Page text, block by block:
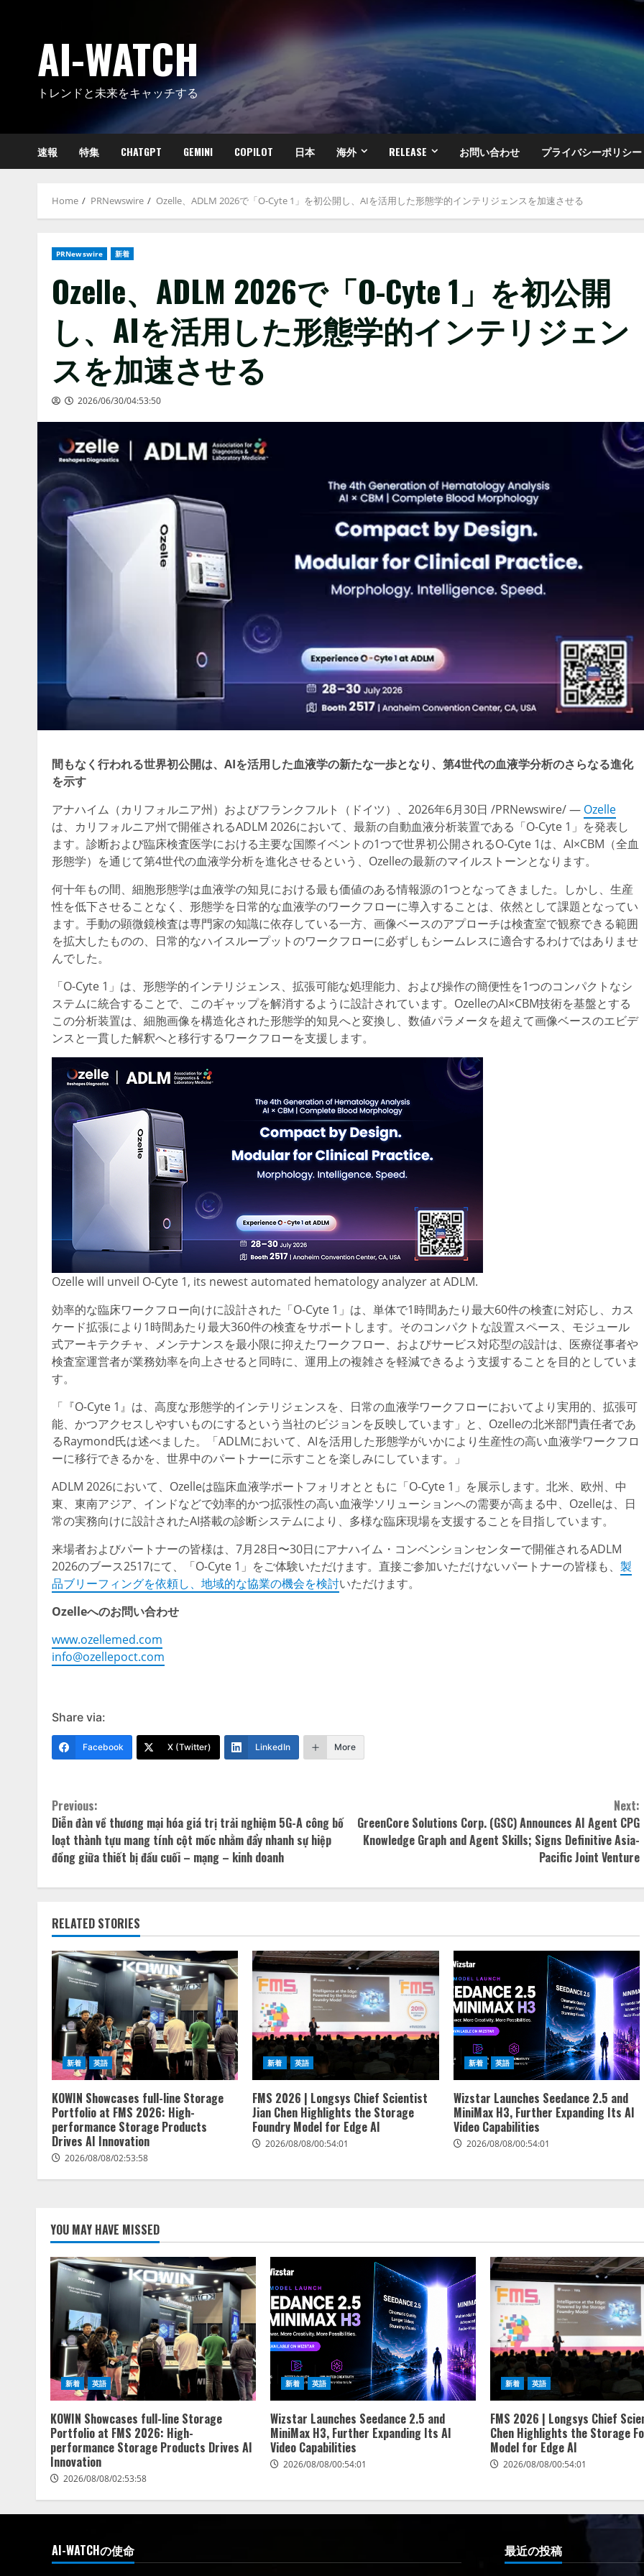
AI-WATCH
トレンドと未来をキャッチする
速報 特集 CHATGPT GEMINI COPILOT 日本 海外 RELEASE お問い合わせ プライバシーポリシー
Home PRNewswire Ozelle、ADLM 2026で「O-Cyte 1」を初公開し、AIを活用した形態学的インテリジェンスを加速させる
PRNewswire 新着
Ozelle、ADLM 2026で「O-Cyte 1」を初公開
し、AIを活用した形態学的インテリジェン
スを加速させる
2026/06/30/04:53:50
間もなく行われる世界初公開は、AIを活用した血液学の新たな一歩となり、第4世代の血液学分析のさらなる進化
を示す
アナハイム（カリフォルニア州）およびフランクフルト（ドイツ）、2026年6月30日 /PRNewswire/ — Ozelle
は、カリフォルニア州で開催されるADLM 2026において、最新の自動血液分析装置である「O-Cyte 1」を発表し
ます。診断および臨床検査医学における主要な国際イベントの1つで世界初公開されるO-Cyte 1は、AI×CBM（全血
形態学）を通じて第4世代の血液学分析を進化させるという、Ozelleの最新のマイルストーンとなります。
何十年もの間、細胞形態学は血液学の知見における最も価値のある情報源の1つとなってきました。しかし、生産
性を低下させることなく、形態学を日常的な血液学のワークフローに導入することは、依然として課題となってい
ます。手動の顕微鏡検査は専門家の知識に依存している一方、画像ベースのアプローチは検査室で観察できる範囲
を拡大したものの、日常的なハイスループットのワークフローに必ずしもシームレスに適合するわけではありませ
んでした。
「O-Cyte 1」は、形態学的インテリジェンス、拡張可能な処理能力、および操作の簡便性を1つのコンパクトなシ
ステムに統合することで、このギャップを解消するように設計されています。OzelleのAI×CBM技術を基盤とする
この分析装置は、細胞画像を構造化された形態学的知見へと変換し、数値パラメータを超えて画像ベースのエビデ
ンスと一貫した解釈へと移行するワークフローを支援します。
Ozelle will unveil O-Cyte 1, its newest automated hematology analyzer at ADLM.
効率的な臨床ワークフロー向けに設計された「O-Cyte 1」は、単体で1時間あたり最大60件の検査に対応し、カス
ケード拡張により1時間あたり最大360件の検査をサポートします。そのコンパクトな設置スペース、モジュール
式アーキテクチャ、メンテナンスを最小限に抑えたワークフロー、およびサービス対応型の設計は、医療従事者や
検査室運営者が業務効率を向上させると同時に、運用上の複雑さを軽減できるよう支援することを目的としていま
す。
「『O-Cyte 1』は、高度な形態学的インテリジェンスを、日常の血液学ワークフローにおいてより実用的、拡張可
能、かつアクセスしやすいものにするという当社のビジョンを反映しています」と、Ozelleの北米部門責任者であ
るRaymond氏は述べました。「ADLMにおいて、AIを活用した形態学がいかにより生産性の高い血液学ワークフロ
ーに移行できるかを、世界中のパートナーに示すことを楽しみにしています。」
ADLM 2026において、Ozelleは臨床血液学ポートフォリオとともに「O-Cyte 1」を展示します。北米、欧州、中
東、東南アジア、インドなどで効率的かつ拡張性の高い血液学ソリューションへの需要が高まる中、Ozelleは、日
常の実務向けに設計されたAI搭載の診断システムにより、多様な臨床現場を支援することを目指しています。
来場者およびパートナーの皆様は、7月28日〜30日にアナハイム・コンベンションセンターで開催されるADLM
2026のブース2517にて、「O-Cyte 1」をご体験いただけます。直接ご参加いただけないパートナーの皆様も、 製
品ブリーフィングを依頼し、地域的な協業の機会を検討いただけます。
Ozelleへのお問い合わせ
www.ozellemed.com
info@ozellepoct.com
Share via:
Facebook X (Twitter) LinkedIn More
Continue
Reading
Previous:
Diễn đàn về thương mại hóa giá trị trải nghiệm 5G-A công bố
loạt thành tựu mang tính cột mốc nhằm đẩy nhanh sự hiệp
đồng giữa thiết bị đầu cuối – mạng – kinh doanh
Next:
GreenCore Solutions Corp. (GSC) Announces AI Agent CPG
Knowledge Graph and Agent Skills; Signs Definitive Asia-
Pacific Joint Venture
RELATED STORIES
新着 英語
KOWIN Showcases full-line Storage
Portfolio at FMS 2026: High-
performance Storage Products
Drives AI Innovation
2026/08/08/02:53:58
新着 英語
FMS 2026 | Longsys Chief Scientist
Jian Chen Highlights the Storage
Foundry Model for Edge AI
2026/08/08/00:54:01
新着 英語
Wizstar Launches Seedance 2.5 and
MiniMax H3, Further Expanding Its AI
Video Capabilities
2026/08/08/00:54:01
YOU MAY HAVE MISSED
新着 英語
KOWIN Showcases full-line Storage
Portfolio at FMS 2026: High-
performance Storage Products Drives AI
Innovation
2026/08/08/02:53:58
新着 英語
Wizstar Launches Seedance 2.5 and
MiniMax H3, Further Expanding Its AI
Video Capabilities
2026/08/08/00:54:01
新着 英語
FMS 2026 | Longsys Chief
Chen Highlights the Storage
Model for Edge AI
2026/08/08/00:54:01
AI-WATCHの使命 最近の投稿